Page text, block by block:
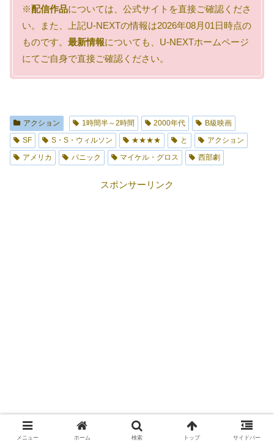
※配信作品については、公式サイトを直接ご確認くださ
い。また、上記U-NEXTの情報は2026年08月01日時点の
ものです。 最新情報についても、U-NEXTホームページ
にてご自身で直接ご確認ください。
アクション 1時間半～2時間 2000年代
B級映画
SF
S・S・ウィルソン ★★★★ と
アクション
アメリカ
パニック マイケル・グロス 西部劇
スポンサーリンク
メニュー ホーム 検索 トップ サイドバー